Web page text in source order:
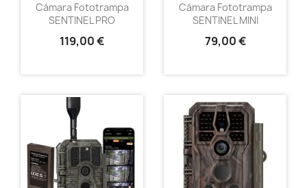
Cámara Fototrampa
SENTINEL PRO
119,00 €
Cámara Fototrampa
SENTINEL MINI
79,00 €